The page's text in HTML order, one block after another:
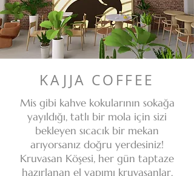
KAJJA COFFEE
Mis gibi kahve kokularının sokağa
yayıldığı, tatlı bir mola için sizi
bekleyen sıcacık bir mekan
arıyorsanız doğru yerdesiniz!
Kruvasan Köşesi, her gün taptaze
hazırlanan el yapımı kruvasanlar,